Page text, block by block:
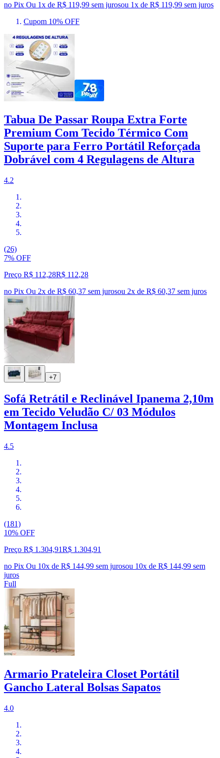
no Pix Ou 1x de R$ 119,99 sem jurosou 1x de R$ 119,99 sem juros
Cupom 10% OFF
Tabua De Passar Roupa Extra Forte
Premium Com Tecido Térmico Com
Suporte para Ferro Portátil Reforçada
Dobrável com 4 Regulagens de Altura
4.2
(26)
7% OFF
Preço R$ 112,28R$ 112,28
no Pix Ou 2x de R$ 60,37 sem jurosou 2x de R$ 60,37 sem juros
+7
Sofá Retrátil e Reclinável Ipanema 2,10m
em Tecido Veludão C/ 03 Módulos
Montagem Inclusa
4.5
(181)
10% OFF
Preço R$ 1.304,91R$ 1.304,91
no Pix Ou 10x de R$ 144,99 sem jurosou 10x de R$ 144,99 sem
juros
Full
Armario Prateleira Closet Portátil
Gancho Lateral Bolsas Sapatos
4.0